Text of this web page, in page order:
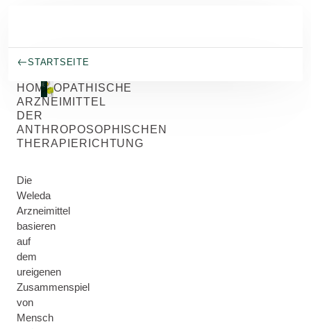
STARTSEITE
HOMÖOPATHISCHE
ARZNEIMITTEL
DER
ANTHROPOSOPHISCHEN
THERAPIERICHTUNG
Die
Weleda
Arzneimittel
basieren
auf
dem
ureigenen
Zusammenspiel
von
Mensch